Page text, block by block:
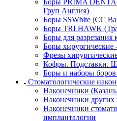
Боры PRIMA
Груп Англия)
Боры SSWhite (СС
Боры TRI HAWK
Боры для разрезания
Боры
Фрезы
Кофры. Подставки.
Боры и наборы боров
Стоматологические
Наконечники
Наконечники других
Наконечники
импланталогии